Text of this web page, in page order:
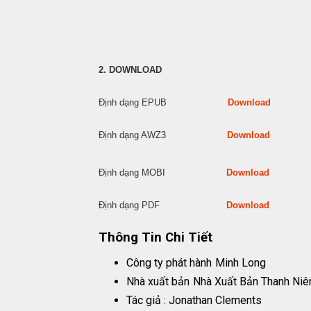
2. DOWNLOAD
Định dạng EPUB Download
Định dạng AWZ3 Download
Định dạng MOBI Download
Định dạng PDF Download
Thông Tin Chi Tiết
Công ty phát hành Minh Long
Nhà xuất bản Nhà Xuất Bản Thanh
Tác giả : Jonathan Clements